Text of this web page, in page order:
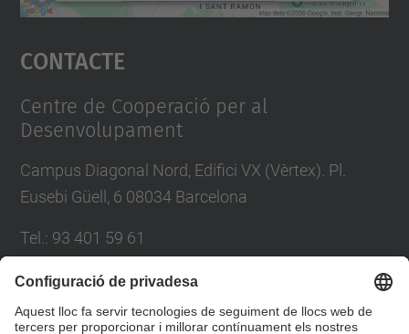
Accepta
powered by
Contacte
Centre de Cooperació per al
Desenvolupament
Campus Diagonal Nord, Edifici VX (Vèrtex). Pl.
Eusebi Güell, 6 08034 Barcelona
Tel. : 93 401 59 61
E-mail:info.ccd@upc.edu
Directori UPC